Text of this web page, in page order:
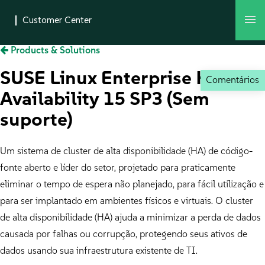
Comentários
Products & Solutions
SUSE Linux Enterprise High
Availability 15 SP3 (Sem
suporte)
Um sistema de cluster de alta disponibilidade (HA) de código-
fonte aberto e líder do setor, projetado para praticamente
eliminar o tempo de espera não planejado, para fácil utilização e
para ser implantado em ambientes físicos e virtuais. O cluster
de alta disponibilidade (HA) ajuda a minimizar a perda de dados
causada por falhas ou corrupção, protegendo seus ativos de
dados usando sua infraestrutura existente de TI.